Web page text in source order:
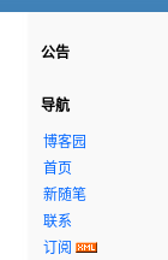
公告
导航
博客园
首页
新随笔
联系
订阅